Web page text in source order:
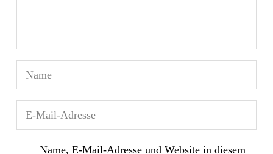
Name, E-Mail-Adresse und Website in diesem